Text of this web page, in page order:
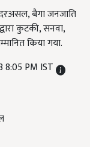
बैगा जनजाति
कुटकी, सनवा,
किया गया.
8:05 PM IST